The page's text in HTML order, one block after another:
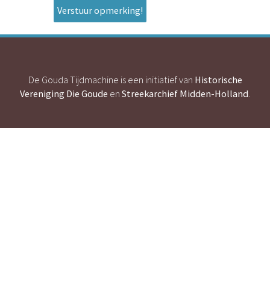
Verstuur opmerking!
De Gouda Tijdmachine is een initiatief van Historische
Vereniging Die Goude en Streekarchief Midden-Holland.